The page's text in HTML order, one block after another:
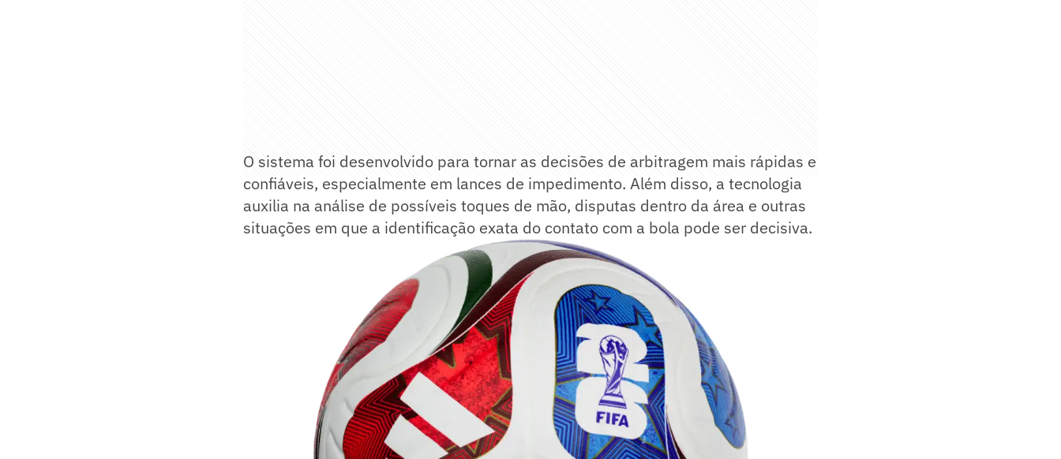
O sistema foi desenvolvido para tornar as decisões de arbitragem mais rápidas e
confiáveis, especialmente em lances de impedimento. Além disso, a tecnologia
auxilia na análise de possíveis toques de mão, disputas dentro da área e outras
situações em que a identificação exata do contato com a bola pode ser decisiva.